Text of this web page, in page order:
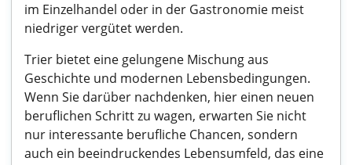
im Einzelhandel oder in der Gastronomie meist
niedriger vergütet werden.
Trier bietet eine gelungene Mischung aus
Geschichte und modernen Lebensbedingungen.
Wenn Sie darüber nachdenken, hier einen neuen
beruflichen Schritt zu wagen, erwarten Sie nicht
nur interessante berufliche Chancen, sondern
auch ein beeindruckendes Lebensumfeld, das eine